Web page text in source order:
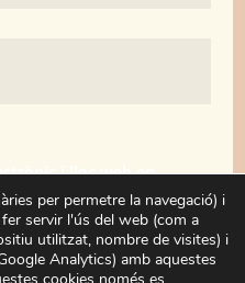
i lloc web en
vegada que
per permetre la navegació) i
servir l'ús del web (com a
utilitzat, nombre de visites) i
Analytics) amb aquestes